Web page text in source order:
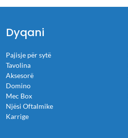
Dyqani
Pajisje për sytë
Tavolina
Aksesorë
Domino
Mec Box
Njësi Oftalmike
Karrige